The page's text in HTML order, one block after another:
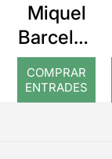
Miquel
Barcelon
a: Rojos
COMPRAR
ENTRADES